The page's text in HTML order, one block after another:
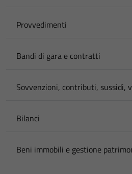
Provvedimenti
Bandi di gara e contratti
Sovvenzioni, contributi, sussidi,
Bilanci
Beni immobili e gestione